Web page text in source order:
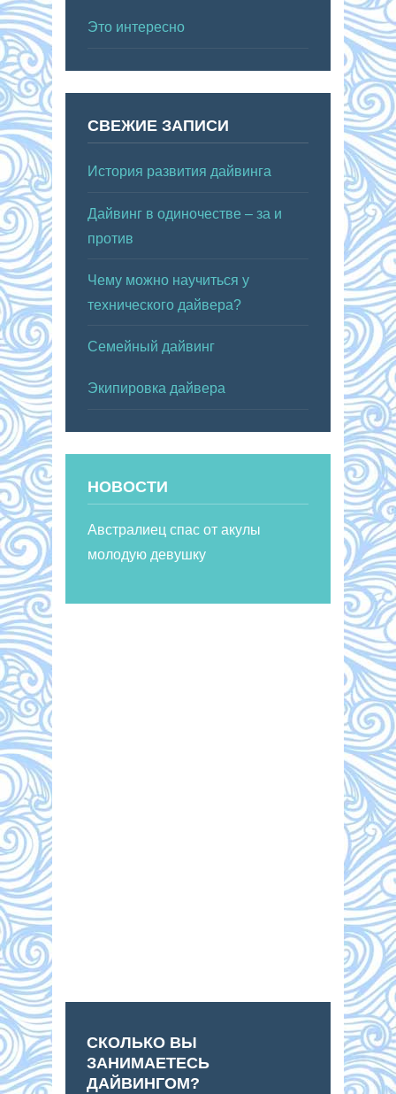
Это интересно
СВЕЖИЕ ЗАПИСИ
История развития дайвинга
Дайвинг в одиночестве – за и
против
Чему можно научиться у
технического дайвера?
Семейный дайвинг
Экипировка дайвера
НОВОСТИ
Австралиец спас от акулы
молодую девушку
СКОЛЬКО ВЫ
ЗАНИМАЕТЕСЬ
ДАЙВИНГОМ?